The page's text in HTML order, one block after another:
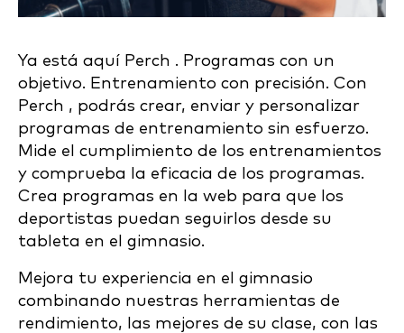
Ya está aquí Perch . Programas con un
objetivo. Entrenamiento con precisión. Con
Perch , podrás crear, enviar y personalizar
programas de entrenamiento sin esfuerzo.
Mide el cumplimiento de los entrenamientos
y comprueba la eficacia de los programas.
Crea programas en la web para que los
deportistas puedan seguirlos desde su
tableta en el gimnasio.
Mejora tu experiencia en el gimnasio
combinando nuestras herramientas de
rendimiento, las mejores de su clase, con las